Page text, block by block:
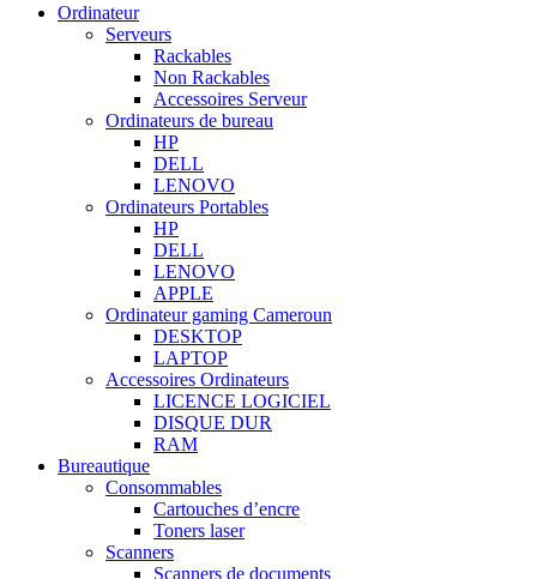
Ordinateur
Serveurs
Rackables
Non Rackables
Accessoires Serveur
Ordinateurs de bureau
HP
DELL
LENOVO
Ordinateurs Portables
HP
DELL
LENOVO
APPLE
Ordinateur gaming Cameroun
DESKTOP
LAPTOP
Accessoires Ordinateurs
LICENCE LOGICIEL
DISQUE DUR
RAM
Bureautique
Consommables
Cartouches d’encre
Toners laser
Scanners
Scanners de documents